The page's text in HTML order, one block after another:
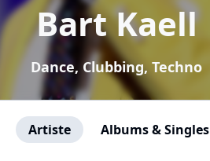
Bart Kaell
Dance, Clubbing, Techno
Artiste Albums & Singles